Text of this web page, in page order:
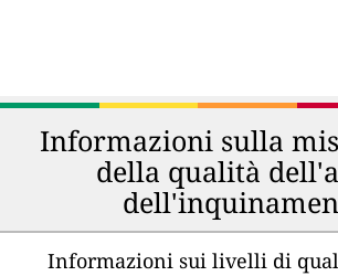
Informazioni sulla
della qualità
Informazioni sui livelli di